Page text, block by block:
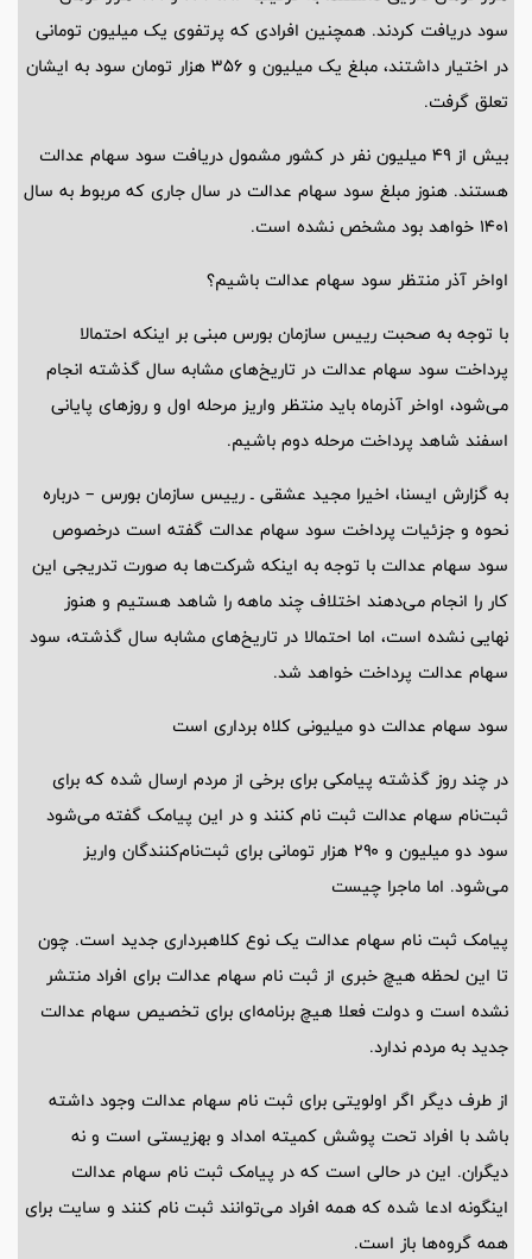
سود دریافت کردند. همچنین افرادی که پرتفوی یک میلیون تومانی
در اختیار داشتند، مبلغ یک میلیون و ۳۵۶ هزار تومان سود به ایشان
تعلق گرفت.
بیش از ۴۹ میلیون نفر در کشور مشمول دریافت سود سهام عدالت
هستند. هنوز مبلغ سود سهام عدالت در سال جاری که مربوط به سال
۱۴۰۱ خواهد بود مشخص نشده است.
اواخر آذر منتظر سود سهام عدالت باشیم؟
با توجه به صحبت رییس سازمان بورس مبنی بر اینکه احتمالا
پرداخت سود سهام عدالت در تاریخ‌های مشابه سال گذشته انجام
می‌شود، اواخر آذرماه باید منتظر واریز مرحله اول و روزهای پایانی
اسفند شاهد پرداخت مرحله دوم باشیم.
به گزارش ایسنا، اخیرا مجید عشقی ـ رییس سازمان بورس – درباره
نحوه و جزئیات پرداخت سود سهام عدالت گفته است درخصوص
سود سهام عدالت با توجه به اینکه شرکت‌ها به صورت تدریجی این
کار را انجام می‌دهند اختلاف چند ماهه را شاهد هستیم و هنوز
نهایی نشده است، اما احتمالا در تاریخ‌های مشابه سال گذشته، سود
سهام عدالت پرداخت خواهد شد.
سود سهام عدالت دو میلیونی کلاه برداری است
در چند روز گذشته پیامکی برای برخی از مردم ارسال شده که برای
ثبت‌نام سهام عدالت ثبت نام کنند و در این پیامک گفته می‌شود
سود دو میلیون و ۲۹۰ هزار تومانی برای ثبت‌نام‌کنندگان واریز
می‌شود. اما ماجرا چیست
پیامک ثبت نام سهام عدالت یک نوع کلاهبرداری جدید است. چون
تا این لحظه هیچ خبری از ثبت نام سهام عدالت برای افراد منتشر
نشده است و دولت فعلا هیچ برنامه‌ای برای تخصیص سهام عدالت
جدید به مردم ندارد.
از طرف دیگر اگر اولویتی برای ثبت نام سهام عدالت وجود داشته
باشد با افراد تحت پوشش کمیته امداد و بهزیستی است و نه
دیگران. این در حالی است که در پیامک ثبت نام سهام عدالت
اینگونه ادعا شده که همه افراد می‌توانند ثبت نام کنند و سایت برای
همه گروه‌ها باز است.